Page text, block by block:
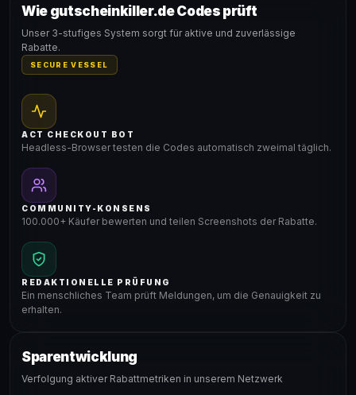
Gültig für teilnehmende Produkte
Wie gutscheinkiller.de Codes prüft
Unser 3-stufiges System sorgt für aktive und zuverlässige
Rabatte.
SECURE VESSEL
ACT CHECKOUT BOT
Headless-Browser testen die Codes automatisch zweimal täglich.
COMMUNITY-KONSENS
100.000+ Käufer bewerten und teilen Screenshots der Rabatte.
REDAKTIONELLE PRÜFUNG
Ein menschliches Team prüft Meldungen, um die Genauigkeit zu
erhalten.
Sparentwicklung
Verfolgung aktiver Rabattmetriken in unserem Netzwerk